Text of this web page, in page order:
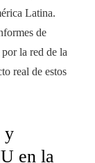
Latina.
de
la red de la
real de estos
y
en la